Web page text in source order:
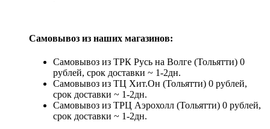
Самовывоз из наших магазинов:
Самовывоз из ТРК Русь на Волге (Тольятти) 0
рублей, срок доставки ~ 1-2дн.
Самовывоз из ТЦ Хит.Он (Тольятти) 0 рублей,
срок доставки ~ 1-2дн.
Самовывоз из ТРЦ Аэрохолл (Тольятти) 0 рублей,
срок доставки ~ 1-2дн.